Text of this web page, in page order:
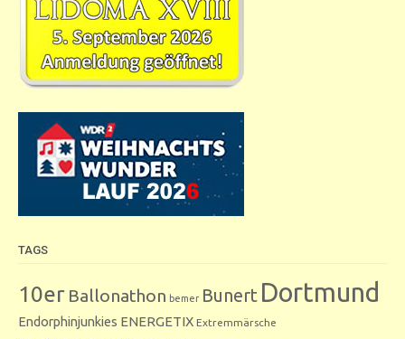
TAGS
10er Ballonathon bemer Bunert Dortmund
Endorphinjunkies ENERGETIX Extremmärsche